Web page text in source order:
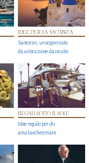
IDEE PER LA VACANZA
Santorini, un sogno nato
da un’eruzione da incubo
REGALI SOTTO IL SOLE
Idee regalo per chi
ama barche e mare